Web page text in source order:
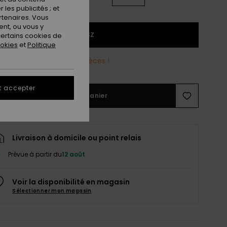
1SZ
plus que quelques pièces !
Ajouter au panier
Livraison à domicile ou point relais
Prévue à partir du12 août
Voir la disponibilité en magasin
Sélectionner mon magasin
les publicités ; et
Vous
ou vous y
cookies de
etPolitique
accepter